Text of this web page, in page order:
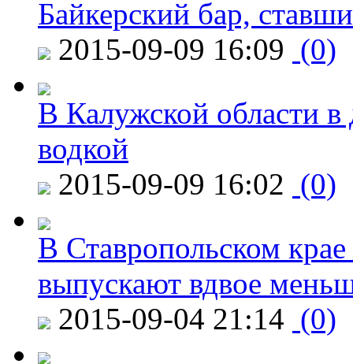
Байкерский бар,
2015-09-09 16:09 (0)
В Калужской области в
водкой
2015-09-09 16:02 (0)
В Ставропольском
выпускают вдвое
2015-09-04 21:14 (0)